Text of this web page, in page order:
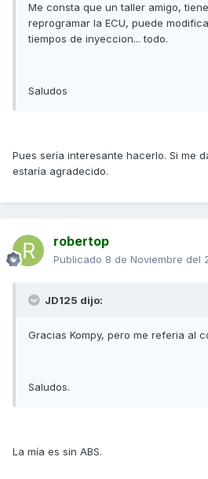
Me consta que un taller amigo,
reprogramar la ECU, puede
tiempos de inyeccion... todo.
Saludos
Pues sería interesante hacerlo. Si me
estaría agradecido.
robertop
Publicado 8 de Noviembre del
JD125 dijo:
Gracias Kompy, pero me referia al
Saludos.
La mía es sin ABS.